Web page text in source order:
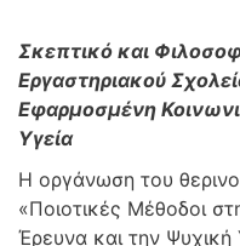
Σκεπτικό και
Εργαστηριακού
Εφαρμοσμένη
Υγεία
Η οργάνωση του
«Ποιοτικές Μέθοδοι
Έρευνα και την Ψυχική